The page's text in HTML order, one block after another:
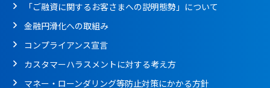
「ご融資に関するお客さまへの説明態勢」について
金融円滑化への取組み
コンプライアンス宣言
カスタマーハラスメントに対する考え方
マネー・ローンダリング等防止対策にかかる方針